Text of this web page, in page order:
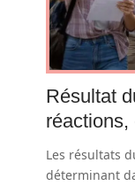
Résultat
Les résultats
déterminant